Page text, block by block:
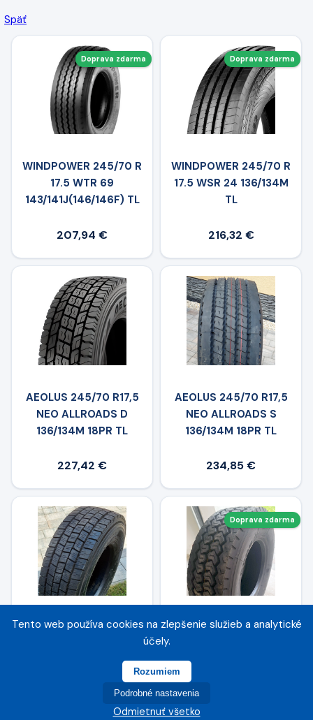
Späť
Doprava zdarma
WINDPOWER 245/70 R
17.5 WTR 69
143/141J(146/146F) TL
207,94 €
Doprava zdarma
WINDPOWER 245/70 R
17.5 WSR 24 136/134M
TL
216,32 €
AEOLUS 245/70 R17,5
NEO ALLROADS D
136/134M 18PR TL
227,42 €
AEOLUS 245/70 R17,5
NEO ALLROADS S
136/134M 18PR TL
234,85 €
LEAO 245/70 R17,5
Doprava zdarma
WINDPOWER 245/70 R
143/141J(144/144F) TL
Tento web používa cookies na zlepšenie služieb a analytické
účely.
Rozumiem
Podrobné nastavenia
Odmietnuť všetko